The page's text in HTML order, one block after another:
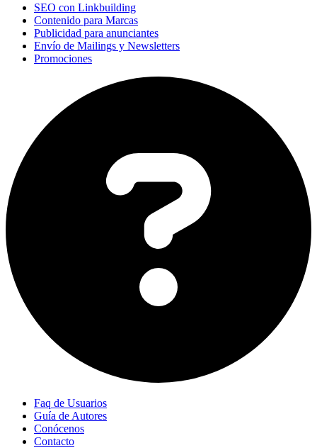
SEO con Linkbuilding
Contenido para Marcas
Publicidad para anunciantes
Envío de Mailings y Newsletters
Promociones
Faq de Usuarios
Guía de Autores
Conócenos
Contacto